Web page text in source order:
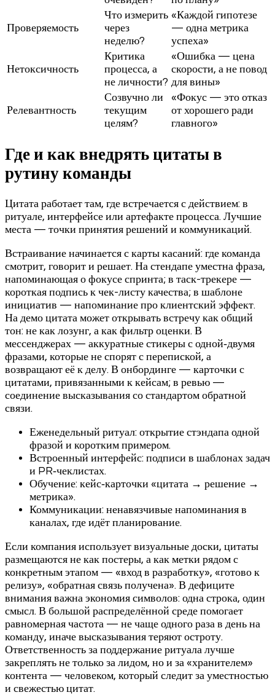
Проверяемость
Что измерить
через
неделю?
«Каждой гипотезе
— одна метрика
успеха»
Нетоксичность
Критика
процесса, а
не личности?
«Ошибка — цена
скорости, а не повод
для вины»
Релевантность
Созвучно ли
текущим
целям?
«Фокус — это отказ
от хорошего ради
главного»
Где и как внедрять цитаты в
рутину команды
Цитата работает там, где встречается с действием: в
ритуале, интерфейсе или артефакте процесса. Лучшие
места — точки принятия решений и коммуникаций.
Встраивание начинается с карты касаний: где команда
смотрит, говорит и решает. На стендапе уместна фраза,
напоминающая о фокусе спринта; в таск-трекере —
короткая подпись к чек-листу качества; в шаблоне
инициатив — напоминание про клиентский эффект.
На демо цитата может открывать встречу как общий
тон: не как лозунг, а как фильтр оценки. В
мессенджерах — аккуратные стикеры с одной‑двумя
фразами, которые не спорят с перепиской, а
возвращают её к делу. В онбординге — карточки с
цитатами, привязанными к кейсам; в ревью —
соединение высказывания со стандартом обратной
связи.
Еженедельный ритуал: открытие стэндапа одной
фразой и коротким примером.
Встроенный интерфейс: подписи в шаблонах задач
и PR‑чеклистах.
Обучение: кейс‑карточки «цитата → решение →
метрика».
Коммуникации: ненавязчивые напоминания в
каналах, где идёт планирование.
Если компания использует визуальные доски, цитаты
размещаются не как постеры, а как метки рядом с
конкретным этапом — «вход в разработку», «готово к
релизу», «обратная связь получена». В дефиците
внимания важна экономия символов: одна строка, один
смысл. В большой распределённой среде помогает
равномерная частота — не чаще одного раза в день на
команду, иначе высказывания теряют остроту.
Ответственность за поддержание ритуала лучше
закреплять не только за лидом, но и за «хранителем»
контента — человеком, который следит за уместностью
и свежестью цитат.